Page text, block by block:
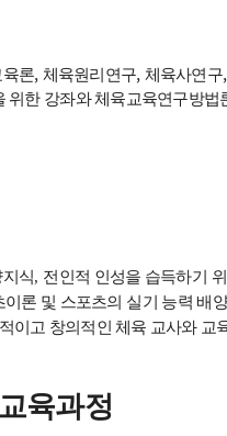
론, 체육원리연구, 체육사연
한 강좌와 체육교육연구방
식, 전인적 인성을 습득하기
론 및 스포츠의 실기 능력 배
이고 창의적인 체육 교사와
육과정